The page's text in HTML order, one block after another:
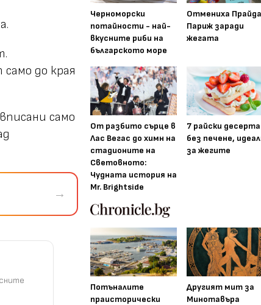
до края
само
→
Черноморски
потайности - най-
вкусните риби на
българското море
Отмениха
Париж заради
жегата
От разбито сърце в
Лас Вегас до химн на
стадионите на
Световното:
Чудната история на
Mr. Brightside
7 райски десерта
без печене,
за жегите
Потъналите
праисторически
Другият мит за
Минотавъра